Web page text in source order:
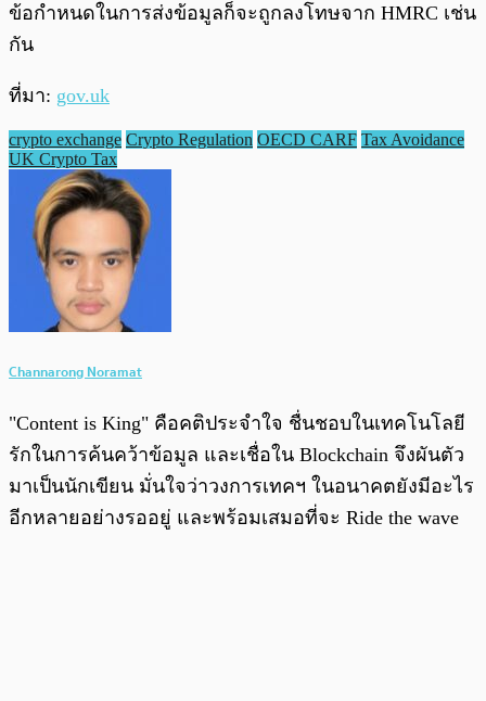
ข้อกำหนดในการส่งข้อมูลก็จะถูกลงโทษจาก HMRC เช่น
กัน
ที่มา: gov.uk
crypto exchange Crypto Regulation OECD CARF Tax Avoidance
UK Crypto Tax
Channarong Noramat
"Content is King" คือคติประจำใจ ชื่นชอบในเทคโนโลยี
รักในการค้นคว้าข้อมูล และเชื่อใน Blockchain จึงผันตัว
มาเป็นนักเขียน มั่นใจว่าวงการเทคฯ ในอนาคตยังมีอะไร
อีกหลายอย่างรออยู่ และพร้อมเสมอที่จะ Ride the wave